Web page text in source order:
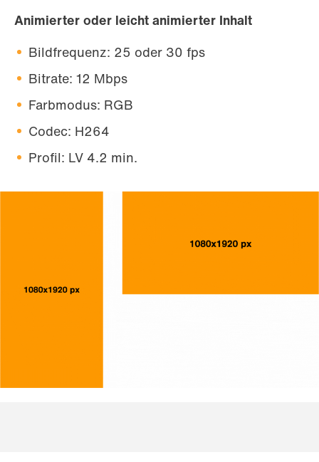
Animierter oder leicht animierter Inhalt
Bildfrequenz: 25 oder 30 fps
Bitrate: 12 Mbps
Farbmodus: RGB
Codec: H264
Profil: LV 4.2 min.